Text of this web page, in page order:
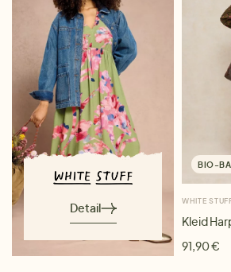
Detail
BIO-
WHITE
Kleid
91,90 €